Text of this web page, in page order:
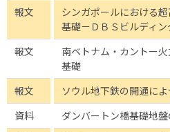
報文
シンガポールにおける
基礎－ＤＢＳビルディン
報文
南ベトナム・カントー
基礎
報文 ソウル地下鉄の開通によ
資料
ダンバートン橋基礎地